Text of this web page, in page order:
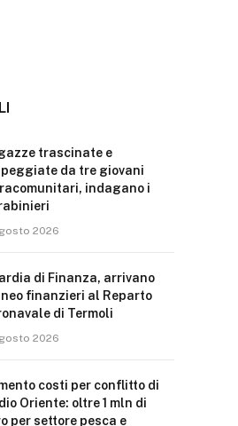
trascinate e
da tre giovani
indagano i
2026
di Finanza, arrivano
neo finanzieri al Reparto
di Termoli
2026
costi per conflitto di
Oriente: oltre 1 mln di
per settore pesca e